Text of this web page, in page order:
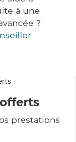
à une
?
prestations